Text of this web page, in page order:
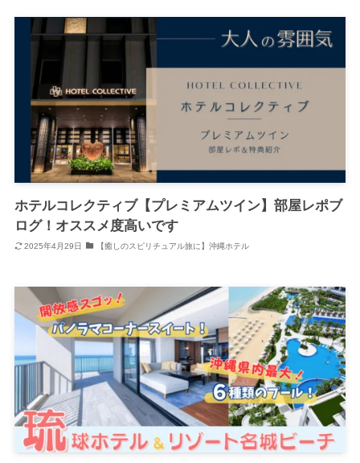
ホテルコレクティブ【プレミアムツイン】部屋レポブ
ログ！オススメ度高いです
2025年4月29日 【癒しのスピリチュアル旅に】沖縄ホテル